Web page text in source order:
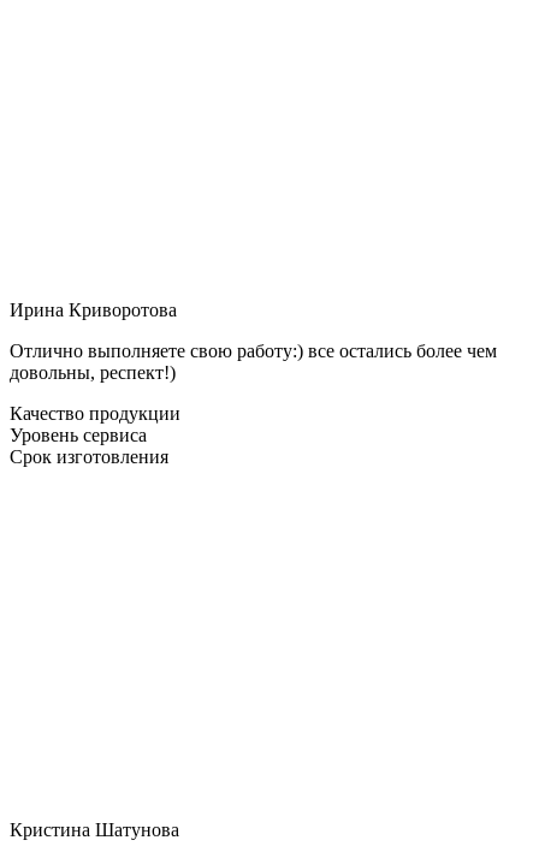
Ирина Криворотова
Отлично выполняете свою работу:) все остались более чем
довольны, респект!)
Качество продукции
Уровень сервиса
Срок изготовления
Кристина Шатунова